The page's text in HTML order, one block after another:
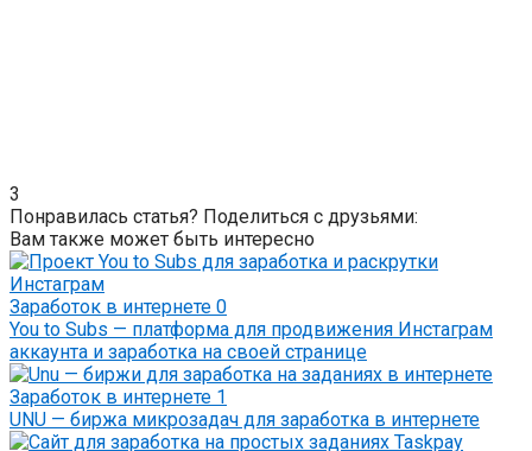
3
Понравилась статья? Поделиться с друзьями:
Вам также может быть интересно
Заработок в интернете 0
You to Subs — платформа для продвижения Инстаграм
аккаунта и заработка на своей странице
Заработок в интернете 1
UNU — биржа микрозадач для заработка в интернете